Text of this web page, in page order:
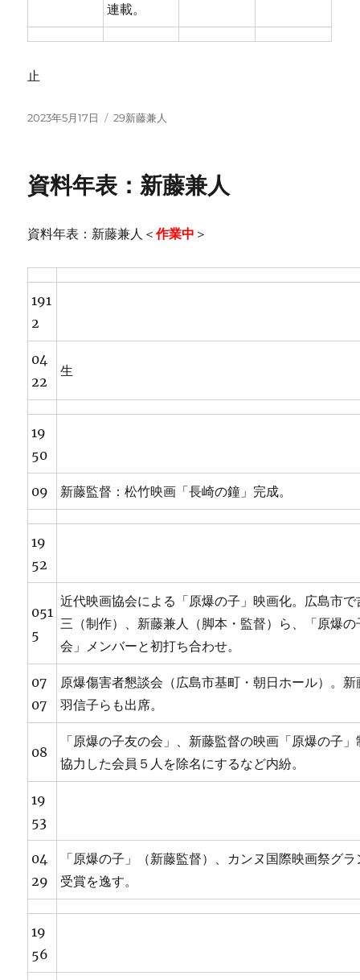
連載。
止
投
2023年5月17日
カ
ー
29新藤兼人
資料年表：新藤兼人
資料年表：新藤兼人＜作業中 ＞
191
2
04
22
生
19
50
09 新藤監督：松竹映画「長崎の鐘」完成。
19
52
051
5
近代映画協会による「原爆の子」映画化。広島市で
三（制作）、新藤兼人（脚本・監督）ら、「原爆の
会」メンバーと初打ち合わせ。
07
07
原爆傷害者懇談会（広島市基町・朝日ホール）。新
羽信子らも出席。
08
「原爆の子友の会」、新藤監督の映画「原爆の子
協力した会員５人を除名にするなど内紛。
19
53
04
29
「原爆の子」（新藤監督）、カンヌ国際映画祭グ
受賞を逸す。
19
56